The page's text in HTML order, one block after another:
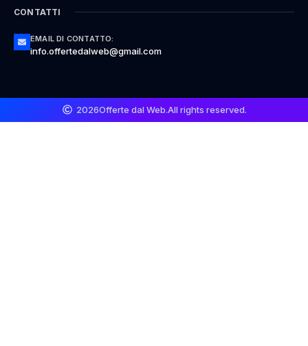
CONTATTI
EMAIL DI CONTATTO:
info.offertedalweb@gmail.com
2026Offerte dal Web.All rights reserved.